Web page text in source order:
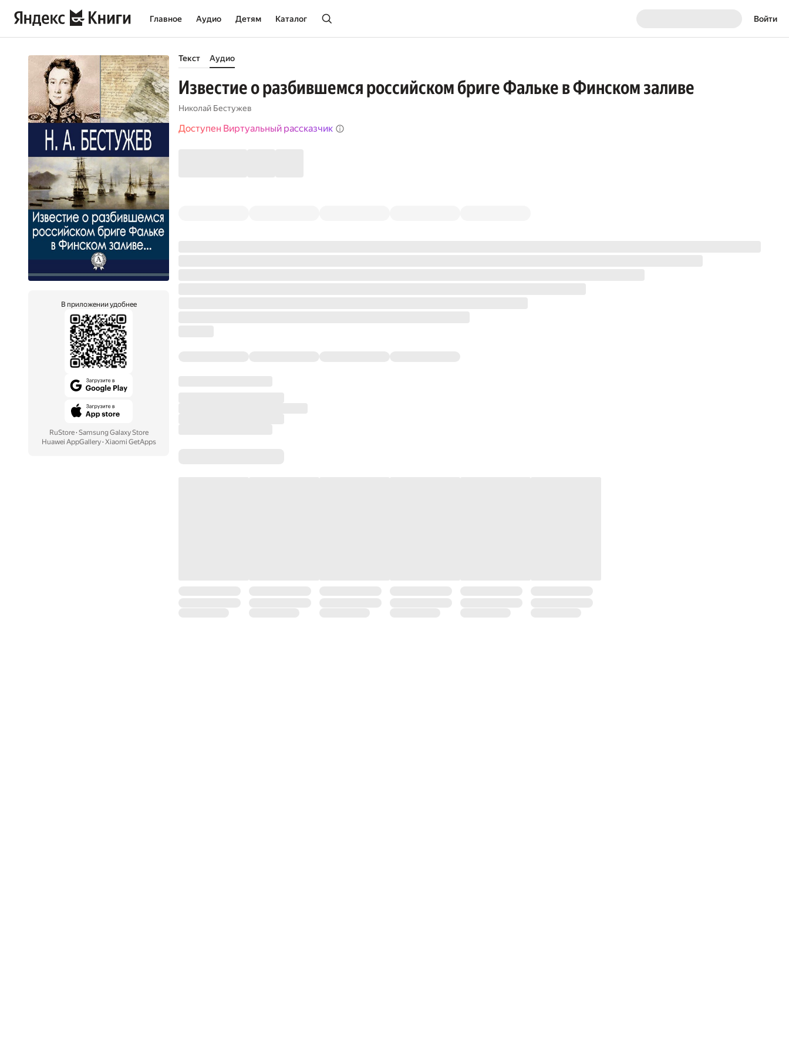
Главное Аудио Детям Каталог Войти
В приложении удобнее
RuStore· Samsung Galaxy Store
Huawei AppGallery· Xiaomi GetApps
Текст Аудио
Известие о разбившемся российском бриге Фальке в Финском заливе
Николай Бестужев
Доступен Виртуальный рассказчик